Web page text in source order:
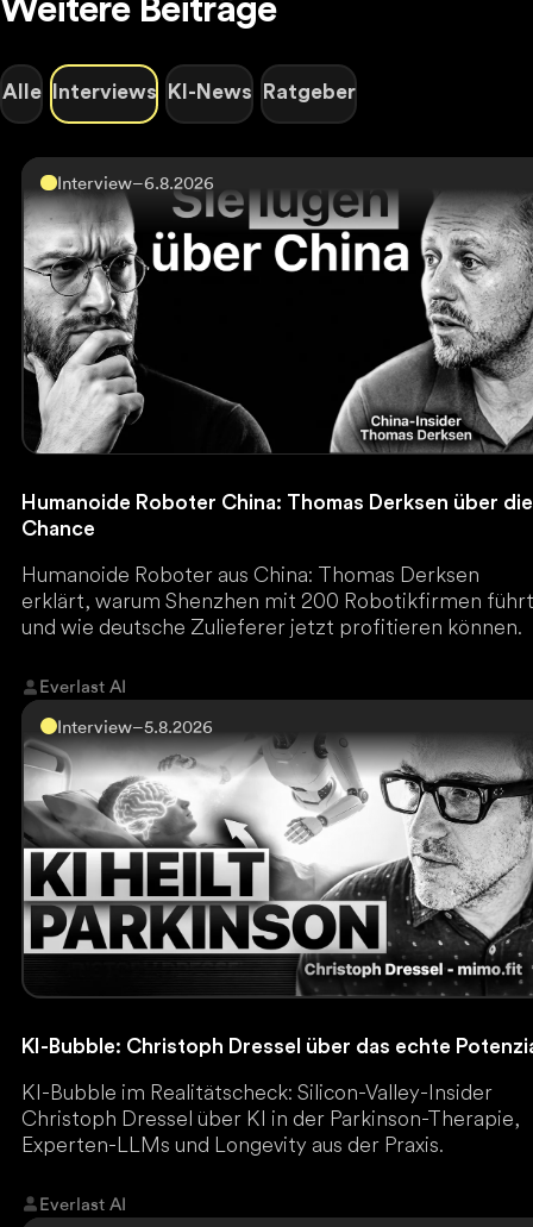
Weitere Beiträge
Alle Interviews KI-News Ratgeber
Interview–6.8.2026
Humanoide Roboter China: Thomas Derksen über die
Chance
Humanoide Roboter aus China: Thomas Derksen
erklärt, warum Shenzhen mit 200 Robotikfirmen
und wie deutsche Zulieferer jetzt profitieren können.
Everlast AI
Interview–5.8.2026
KI-Bubble: Christoph Dressel über das echte
KI-Bubble im Realitätscheck: Silicon-Valley-Insider
Christoph Dressel über KI in der Parkinson-Therapie,
Experten-LLMs und Longevity aus der Praxis.
Everlast AI